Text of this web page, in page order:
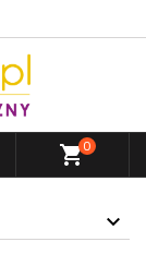
shopping_cart0